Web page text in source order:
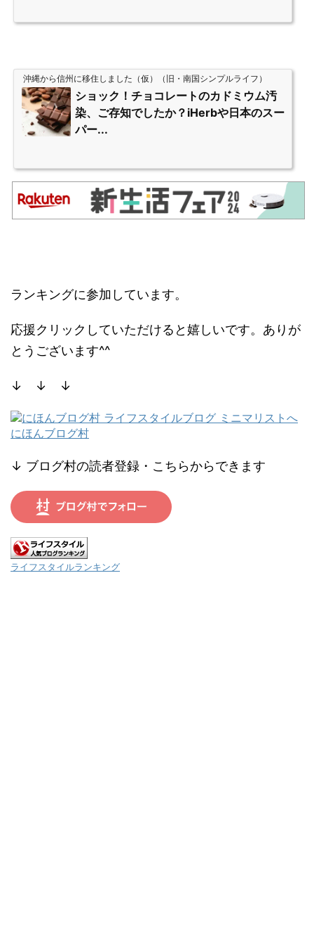
沖縄から信州に移住しました（仮）（旧・南国シンプルライフ）
ショック！チョコレートのカドミウム汚
染、ご存知でしたか？iHerbや日本のスー
パー...
ランキングに参加しています。
応援クリックしていただけると嬉しいです。ありが
とうございます^^
↓ ↓ ↓
にほんブログ村
↓ ブログ村の読者登録・こちらからできます
ライフスタイルランキング